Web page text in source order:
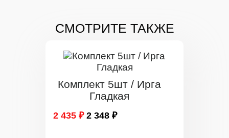
СМОТРИТЕ ТАКЖЕ
Комплект 5шт / Ирга
Гладкая
2 435 ₽ 2 348 ₽